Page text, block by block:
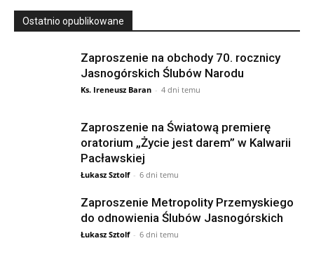
Ostatnio opublikowane
Zaproszenie na obchody 70. rocznicy
Jasnogórskich Ślubów Narodu
Ks. Ireneusz Baran - 4 dni temu
Zaproszenie na Światową premierę
oratorium „Życie jest darem” w Kalwarii
Pacławskiej
Łukasz Sztolf - 6 dni temu
Zaproszenie Metropolity Przemyskiego
do odnowienia Ślubów Jasnogórskich
Łukasz Sztolf - 6 dni temu